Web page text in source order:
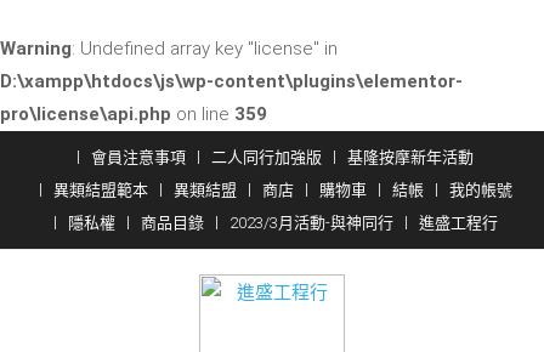
Warning: Undefined array key "license" in
D:\xampp\htdocs\js\wp-content\plugins\elementor-
pro\license\api.php on line 359
content
會員注意事項 二人同行加強版
基隆按摩新年活動
異類結盟範本
異類結盟 商店 購物車 結帳
我的帳號
隱私權
商品目錄 2023/3月活動-與神同行 進盛工程行